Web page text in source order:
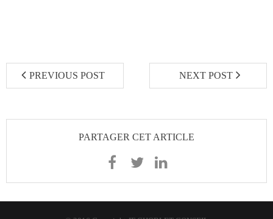
PREVIOUS POST NEXT POST
PARTAGER CET ARTICLE